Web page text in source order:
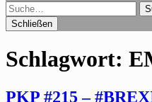
Suche
Schließen
Schlagwort:
PKP #215 –